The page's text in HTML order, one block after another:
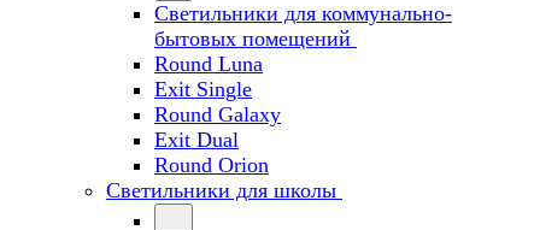
Светильники для коммунально-
бытовых помещений
Round Luna
Exit Single
Round Galaxy
Exit Dual
Round Orion
Светильники для школы